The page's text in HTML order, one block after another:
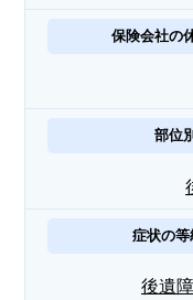
保険会社の
部位
症状の
後遺